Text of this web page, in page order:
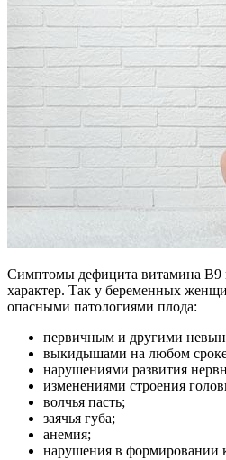
Симптомы дефицита витамина В9
характер. Так у беременных
опасными патологиями плода:
первичным и другими
выкидышами на любом
нарушениями развития
изменениями строения
волчья пасть;
заячья губа;
анемия;
нарушения в формировании